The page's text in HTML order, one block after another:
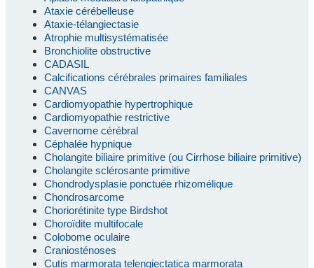
Ataxie cérébelleuse
Ataxie-télangiectasie
Atrophie multisystématisée
Bronchiolite obstructive
CADASIL
Calcifications cérébrales primaires familiales
CANVAS
Cardiomyopathie hypertrophique
Cardiomyopathie restrictive
Cavernome cérébral
Céphalée hypnique
Cholangite biliaire primitive (ou Cirrhose biliaire primitive)
Cholangite sclérosante primitive
Chondrodysplasie ponctuée rhizomélique
Chondrosarcome
Choriorétinite type Birdshot
Choroïdite multifocale
Colobome oculaire
Craniosténoses
Cutis marmorata telengiectatica marmorata